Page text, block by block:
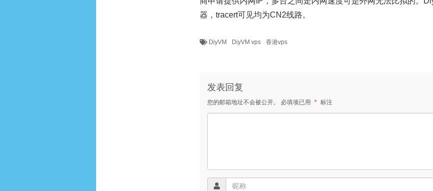
器，tracert可见均为CN2线路。
DiyVM DiyVM vps 香港vps
发表回复
您的邮箱地址不会被公开。 必填项已用 * 标注